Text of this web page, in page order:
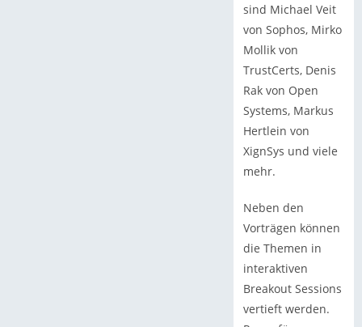
sind Michael Veit
von Sophos, Mirko
Mollik von
TrustCerts, Denis
Rak von Open
Systems, Markus
Hertlein von
XignSys und viele
mehr.
Neben den
Vorträgen können
die Themen in
interaktiven
Breakout Sessions
vertieft werden.